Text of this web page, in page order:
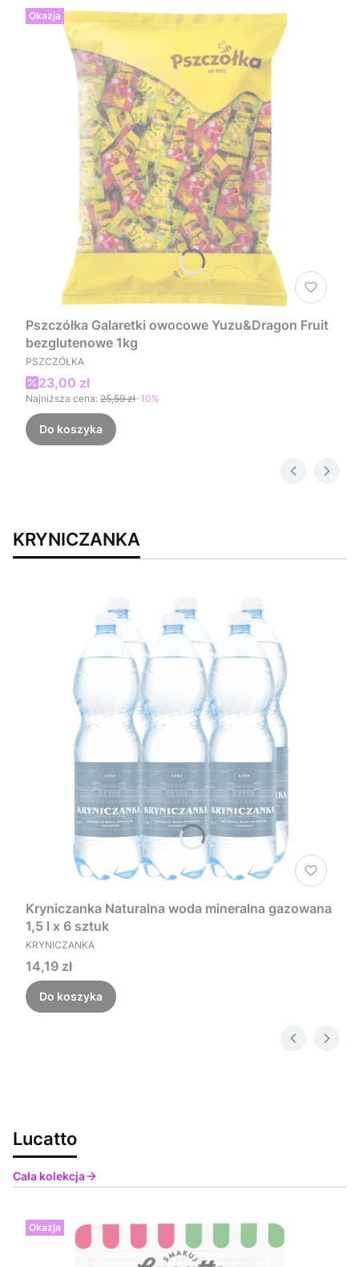
Okazja
Pszczółka Galaretki owocowe Yuzu&Dragon Fruit
bezglutenowe 1kg
PRODUCENT
PSZCZÓŁKA
Cena promocyjna
23,00 zł
Najniższa cena: 25,59 zł-10%
Do koszyka
KRYNICZANKA
Kryniczanka Naturalna woda mineralna gazowana
1,5 l x 6 sztuk
PRODUCENT
KRYNICZANKA
Cena
14,19 zł
Do koszyka
Lucatto
Cała kolekcja
Okazja